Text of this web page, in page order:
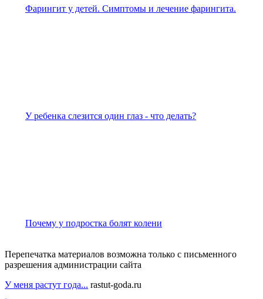
Фарингит у детей. Симптомы и лечение фарингита.
У ребенка слезится один глаз - что делать?
Почему у подростка болят колени
Перепечатка материалов возможна только с письменного
разрешения администрации сайта
У меня растут года... rastut-goda.ru